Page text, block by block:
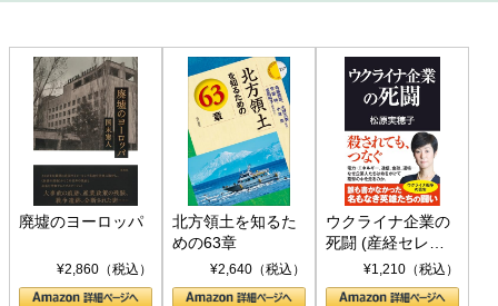
廃墟のヨーロッパ
¥2,860（税込）
北方領土を知るた
めの63章
¥2,640（税込）
ウクライナ企業の
死闘 (産経セレク
ト S 039)¥1,210（税込）